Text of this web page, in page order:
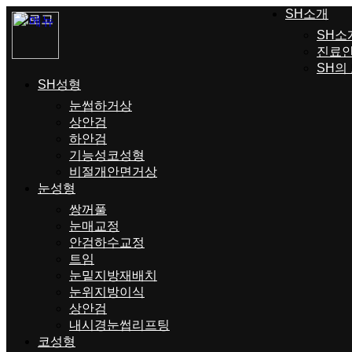
SH소개
SH소
진료
SH의
SH성형
눈썹하거상
상안검
하안검
기능성코성형
비절개안면거상
눈성형
쌍꺼풀
눈매교정
안검하수교정
트임
눈밑지방재배치
눈위지방이식
상안검
내시경눈썹리프팅
코성형